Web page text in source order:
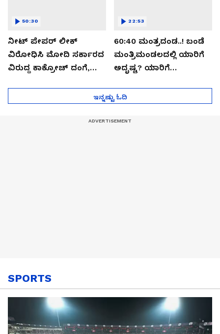
ನೀಟ್ ಪೇಪರ್ ಲೀಕ್
ವಿರೋಧಿಸಿ ಮೋದಿ ಸರ್ಕಾರದ
ವಿರುದ್ದ ಕಾಕ್ರೋಚ್ ದಂಗೆ,
50:30
60:40 ಮಂತ್ರದಂಡ..! ಬಂಡೆ
ಮಂತ್ರಿಮಂಡಲದಲ್ಲಿ ಯಾರಿಗೆ
ಅದೃಷ್ಟ? ಯಾರಿಗೆ
22:53
ಇನ್ನಷ್ಟು ಓದಿ
SPORTS